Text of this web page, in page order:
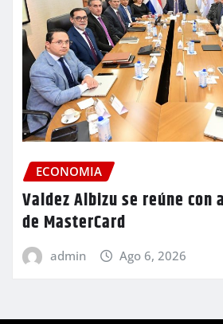
ECONOMIA
Valdez Albizu se reúne
de MasterCard
admin Ago 6, 2026